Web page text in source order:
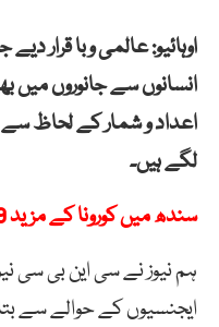
اوہائیو: عالمی وبا قرار
انسانوں سے جانوروں میں
اعداد و شمار کے لحاظ
لگے ہیں۔
سندھ میں کورونا کے مزید 759 نئے کیسز رپورٹ
ہم نیوز نے سی این بی سی
ایجنسیوں کے حوالے سے